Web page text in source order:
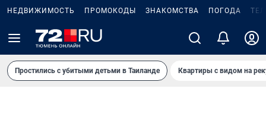
НЕДВИЖИМОСТЬ ПРОМОКОДЫ ЗНАКОМСТВА ПОГОДА
Простились с убитыми детьми в Таиланде Квартиры с видом на